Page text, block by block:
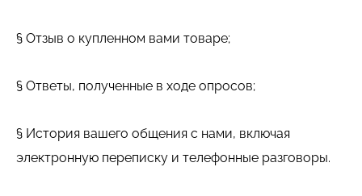
§ Отзыв о купленном вами товаре;
§ Ответы, полученные в ходе опросов;
§ История вашего общения с нами, включая
электронную переписку и телефонные разговоры.